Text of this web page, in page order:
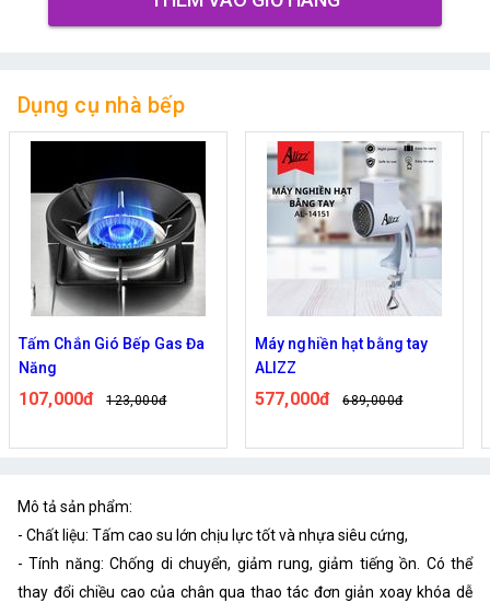
Dụng cụ nhà bếp
Tấm Chắn Gió Bếp Gas Đa
Năng
107,000đ 123,000đ
Máy nghiền hạt bằng tay
ALIZZ
577,000đ 689,000đ
Mô tả sản phẩm:
- Chất liệu: Tấm cao su lớn chịu lực tốt và nhựa siêu cứng,
- Tính năng: Chống di chuyển, giảm rung, giảm tiếng ồn. Có thể
thay đổi chiều cao của chân qua thao tác đơn giản xoay khóa dễ